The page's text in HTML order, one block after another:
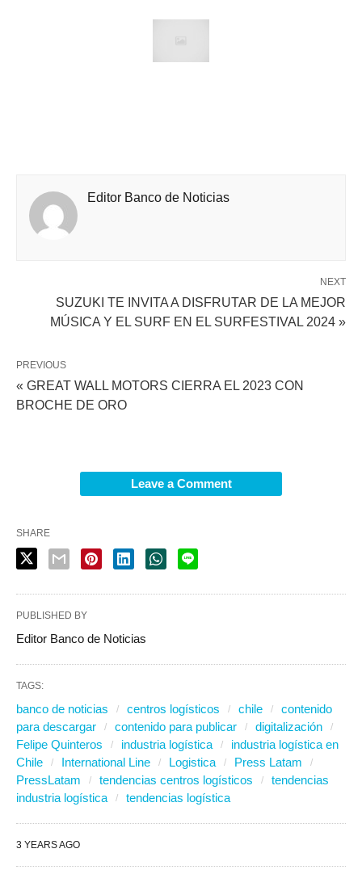
Editor Banco de Noticias
NEXT
SUZUKI TE INVITA A DISFRUTAR DE LA MEJOR
MÚSICA Y EL SURF EN EL SURFESTIVAL 2024 »
PREVIOUS
« GREAT WALL MOTORS CIERRA EL 2023 CON
BROCHE DE ORO
Leave a Comment
SHARE
PUBLISHED BY
Editor Banco de Noticias
TAGS:
banco de noticias centros logísticos chile
contenido
para descargar
contenido para publicar
digitalización
Felipe Quinteros
industria logística
industria logística en
Chile
International Line Logistica
Press Latam
PressLatam
tendencias centros logísticos
tendencias
industria logística
tendencias logística
3 YEARS AGO